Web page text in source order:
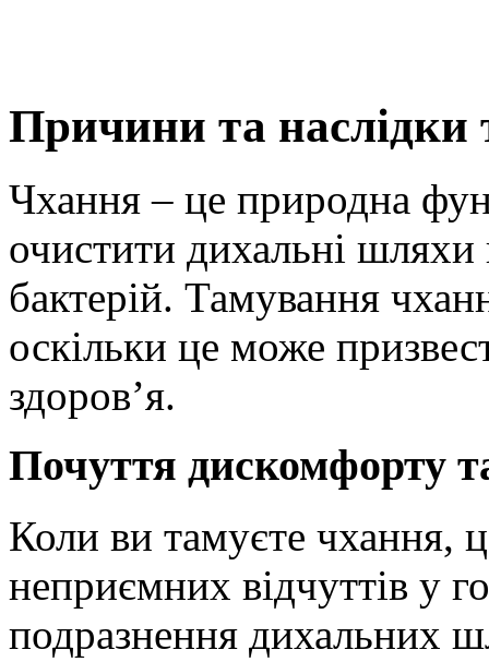
Причини та наслідки
Чхання – це природна
очистити дихальні шляхи
бактерій. Тамування
оскільки це може
здоров’я.
Почуття дискомфорту
Коли ви тамуєте чхання,
неприємних відчуттів у
подразнення дихальних